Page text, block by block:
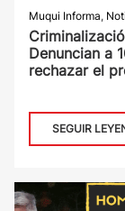
Muqui Informa,
Denuncian a
rechazar el
SEGUIR